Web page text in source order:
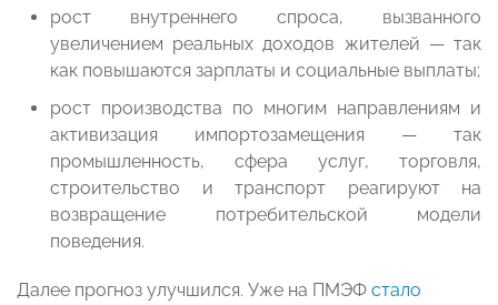
рост внутреннего спроса, вызванного
увеличением реальных доходов жителей — так
как повышаются зарплаты и социальные выплаты;
рост производства по многим направлениям и
активизация импортозамещения — так
промышленность, сфера услуг, торговля,
строительство и транспорт реагируют на
возвращение потребительской модели
поведения.
Далее прогноз улучшился. Уже на ПМЭФ стало